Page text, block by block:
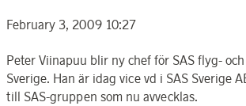
February 3, 2009 10:27
Peter Viinapuu blir ny chef för SAS flyg-
Sverige. Han är idag vice vd i SAS Sverige
till SAS-gruppen som nu avvecklas.